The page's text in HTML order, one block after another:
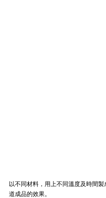
以不同材料，用上不同溫度及時間
道成品的效果。